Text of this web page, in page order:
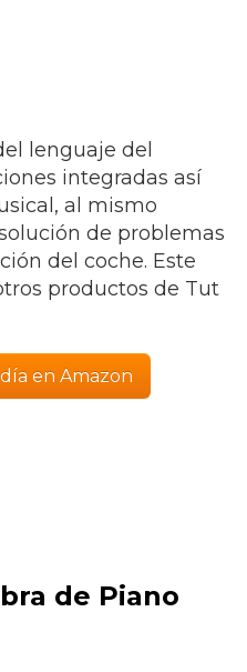
lenguaje del
integradas así
al mismo
de problemas
del coche. Este
productos de Tut
en Amazon
de Piano